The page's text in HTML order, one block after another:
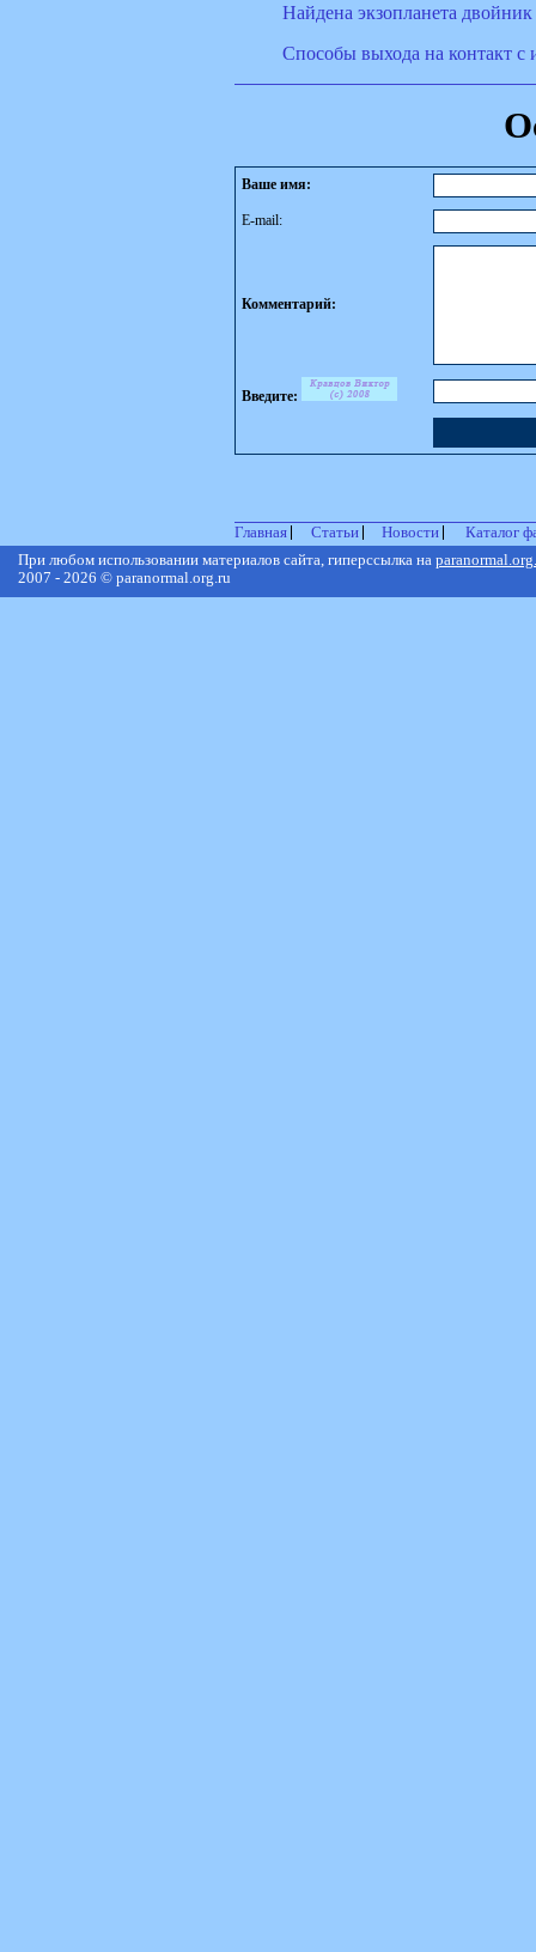
Найдена экзопланета
Способы выхода на контакт с
Ваше имя:
E-mail:
Комментарий:
Введите:
Главная Статьи Новости
Каталог
При любом использовании материалов сайта, гиперссылка на
2007 - 2026 © paranormal.org.ru